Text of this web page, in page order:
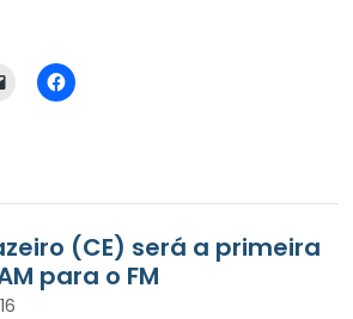
(CE) será a primeira
para o FM